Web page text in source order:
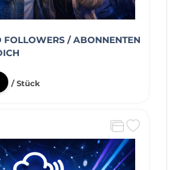
FOLLOWERS / ABONNENTEN
/ Stück